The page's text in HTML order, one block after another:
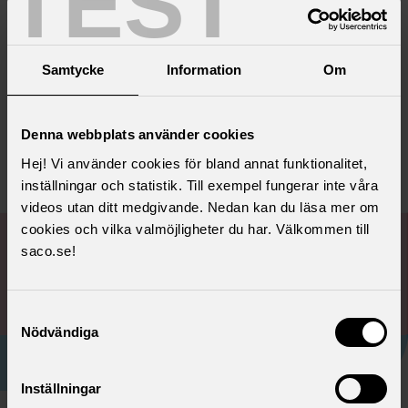
Samtycke Information Om
Denna webbplats använder cookies
Hej! Vi använder cookies för bland annat funktionalitet,
inställningar och statistik. Till exempel fungerar inte våra
videos utan ditt medgivande. Nedan kan du läsa mer om
cookies och vilka valmöjligheter du har. Välkommen till
saco.se!
Nödvändiga
Inställningar
Samtidigt vet vi att det inte alltid är så. Det
kräver aktivt arbete för att ingen ska gå till
jobbet med en rädsla att bli dömd, exkluderad
eller missförstådd.